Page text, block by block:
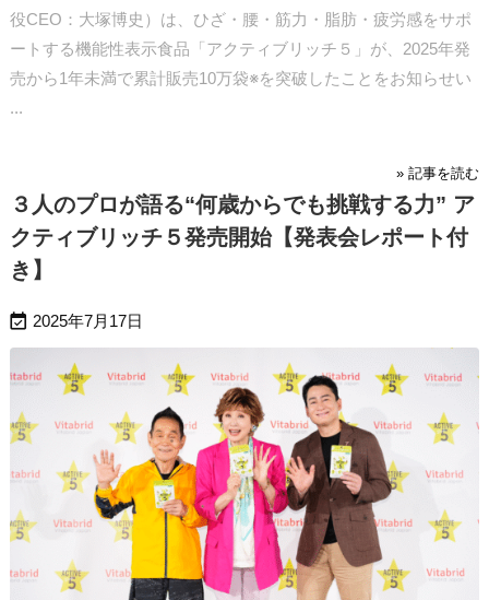
役CEO：大塚博史）は、ひざ・腰・筋力・脂肪・疲労感をサポ
ートする機能性表示食品「アクティブリッチ５」が、2025年発
売から1年未満で累計販売10万袋※を突破したことをお知らせい
...
» 記事を読む
３人のプロが語る“何歳からでも挑戦する力” ア
クティブリッチ５発売開始【発表会レポート付
き】
 2025年7月17日